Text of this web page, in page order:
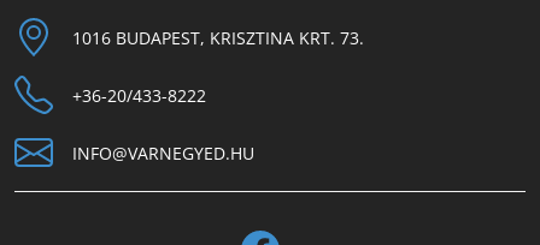
1016 BUDAPEST, KRISZTINA KRT. 73.
+36-20/433-8222
INFO@VARNEGYED.HU